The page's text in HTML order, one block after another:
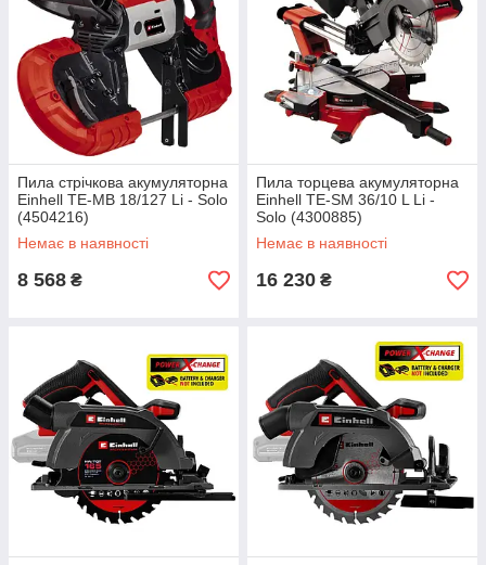
Пила стрічкова акумуляторна
Einhell TE-MB 18/127 Li - Solo
(4504216)
Немає в наявності
8 568 ₴
Пила торцева акумуляторна
Einhell TE-SM 36/10 L Li -
Solo (4300885)
Немає в наявності
16 230 ₴